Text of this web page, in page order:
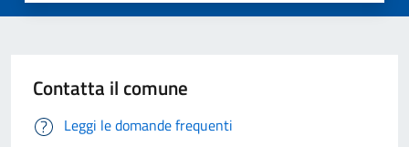
Contatta il comune
Leggi le domande frequenti